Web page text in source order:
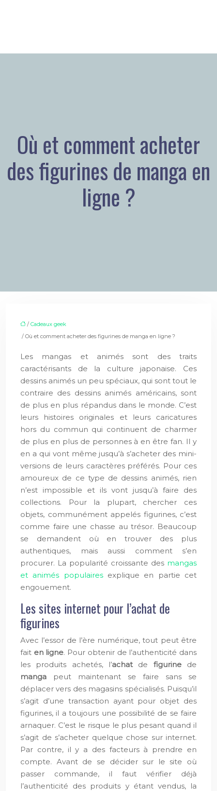
Où et comment acheter
des figurines de manga en
ligne ?
/ Cadeaux geek
/ Où et comment acheter des figurines de manga en ligne ?
Les mangas et animés sont des traits
caractérisants de la culture japonaise. Ces
dessins animés un peu spéciaux, qui sont tout le
contraire des dessins animés américains, sont
de plus en plus répandus dans le monde. C’est
leurs histoires originales et leurs caricatures
hors du commun qui continuent de charmer
de plus en plus de personnes à en être fan. Il y
en a qui vont même jusqu’à s’acheter des mini-
versions de leurs caractères préférés. Pour ces
amoureux de ce type de dessins animés, rien
n’est impossible et ils vont jusqu’à faire des
collections. Pour la plupart, chercher ces
objets, communément appelés figurines, c’est
comme faire une chasse au trésor. Beaucoup
se demandent où en trouver des plus
authentiques, mais aussi comment s’en
procurer. La popularité croissante des mangas
et animés populairesexplique en partie cet
engouement.
Les sites internet pour l’achat de
figurines
Avec l’essor de l’ère numérique, tout peut être
fait en ligne. Pour obtenir de l’authenticité dans
les produits achetés, l’achat de figurine de
manga peut maintenant se faire sans se
déplacer vers des magasins spécialisés. Puisqu’il
s’agit d’une transaction ayant pour objet des
figurines, il a toujours une possibilité de se faire
arnaquer. C’est le risque le plus pesant quand il
s’agit de s’acheter quelque chose sur internet.
Par contre, il y a des facteurs à prendre en
compte. Avant de se décider sur le site où
passer commande, il faut vérifier déjà
l’authenticité des produits y étant vendus, la